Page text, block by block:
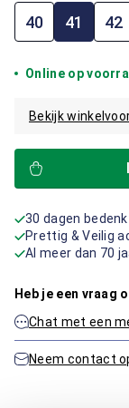
40 41 42
Online op
Bekijk
30 dagen
Prettig & Veilig
Al meer dan 70
Heb je een vraag
Chat met een
Neem contact